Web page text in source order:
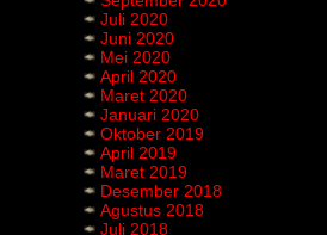
Juli 2020
Juni 2020
Mei 2020
April 2020
Maret 2020
Januari 2020
Oktober 2019
April 2019
Maret 2019
Desember 2018
Agustus 2018
Juli 2018